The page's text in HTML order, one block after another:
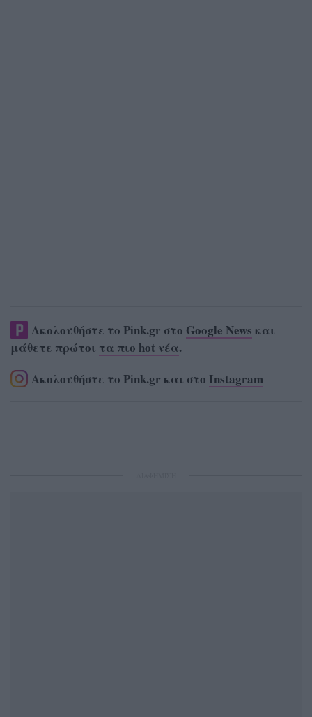
Ακολουθήστε το Pink.gr στο Google News και
μάθετε πρώτοι τα πιο hot νέα.
Ακολουθήστε το Pink.gr και στο Instagram